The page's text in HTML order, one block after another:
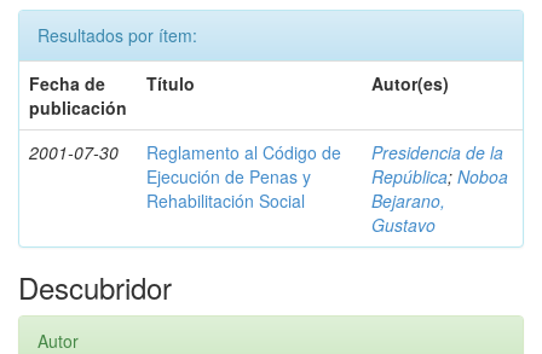
Resultados por ítem:
Fecha de
publicación
Título Autor(es)
2001-07-30
Reglamento al Código de
Ejecución de Penas y
Rehabilitación Social
Presidencia de la
República; Noboa
Bejarano,
Gustavo
Descubridor
Autor